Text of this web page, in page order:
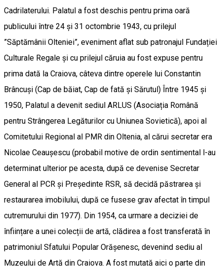
Cadrilaterului. Palatul a fost deschis pentru prima oară
publicului între 24 și 31 octombrie 1943, cu prilejul
”Săptămânii Olteniei”, eveniment aflat sub patronajul Fundației
Culturale Regale și cu prilejul căruia au fost expuse pentru
prima dată la Craiova, câteva dintre operele lui Constantin
Brâncuși (Cap de băiat, Cap de fată și Sărutul) Între 1945 și
1950, Palatul a devenit sediul ARLUS (Asociația Română
pentru Strângerea Legăturilor cu Uniunea Sovietică), apoi al
Comitetului Regional al PMR din Oltenia, al cărui secretar era
Nicolae Ceaușescu (probabil motive de ordin sentimental l-au
determinat ulterior pe acesta, după ce devenise Secretar
General al PCR și Președinte RSR, să decidă păstrarea și
restaurarea imobilului, după ce fusese grav afectat în timpul
cutremurului din 1977). Din 1954, ca urmare a deciziei de
înființare a unei colecții de artă, clădirea a fost transferată în
patrimoniul Sfatului Popular Orășenesc, devenind sediu al
Muzeului de Artă din Craiova. A fost mutată aici o parte din